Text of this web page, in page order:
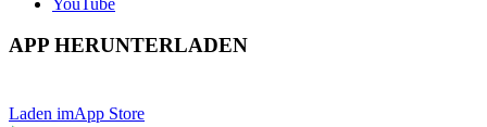
APP HERUNTERLADEN
Laden imApp Store